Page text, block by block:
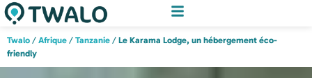
Twalo / Afrique / Tanzanie / Le Karama Lodge, un hébergement éco-
friendly